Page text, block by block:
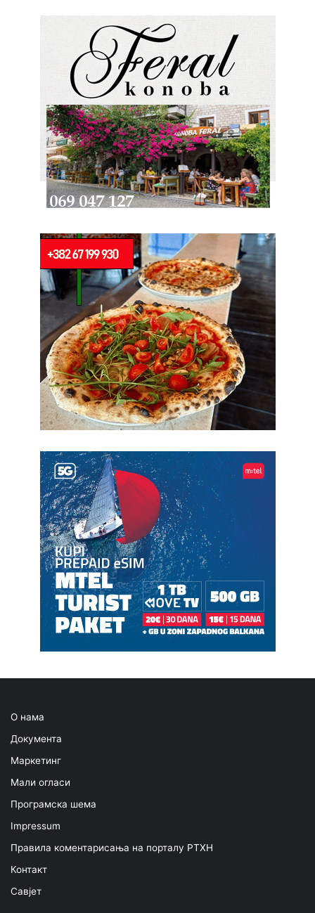
О нама
Документа
Маркетинг
Мали огласи
Програмска шема
Impressum
Правила коментарисања на порталу РТХН
Контакт
Савјет